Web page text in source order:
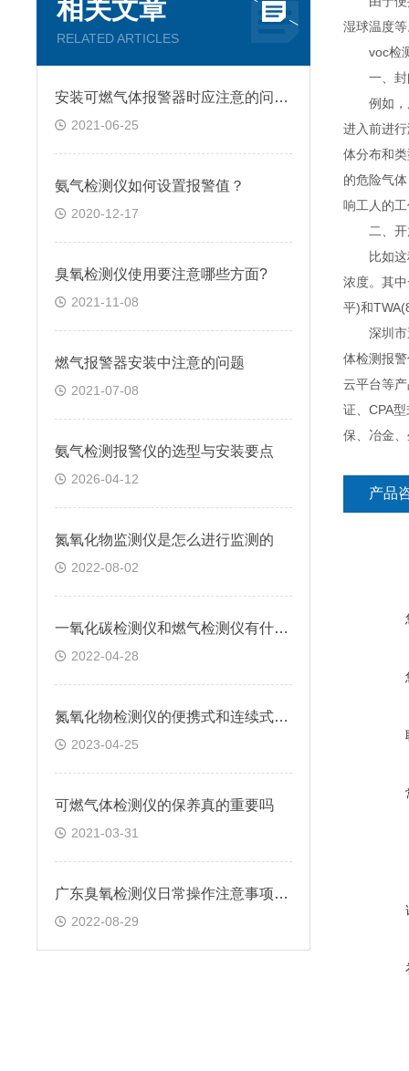
相关文章
RELATED ARTICLES
安装可燃气体报警器时应注意的问题？
2021-06-25
氨气检测仪如何设置报警值？
2020-12-17
臭氧检测仪使用要注意哪些方面?
2021-11-08
燃气报警器安装中注意的问题
2021-07-08
氨气检测报警仪的选型与安装要点
2026-04-12
氮氧化物监测仪是怎么进行监测的
2022-08-02
一氧化碳检测仪和燃气检测仪有什么区别?
2022-04-28
氮氧化物检测仪的便携式和连续式分别有哪些特点？
2023-04-25
可燃气体检测仪的保养真的重要吗
2021-03-31
广东臭氧检测仪日常操作注意事项有哪些？
2022-08-29
湿球温度
voc检测
一、封
例如，反
进入前进
体分布和
的危险气
响工人的
二、开
比如这种
浓度。其
平)和
深圳市逸
体检测报
云平台等
证、CPA
保、冶金
产品